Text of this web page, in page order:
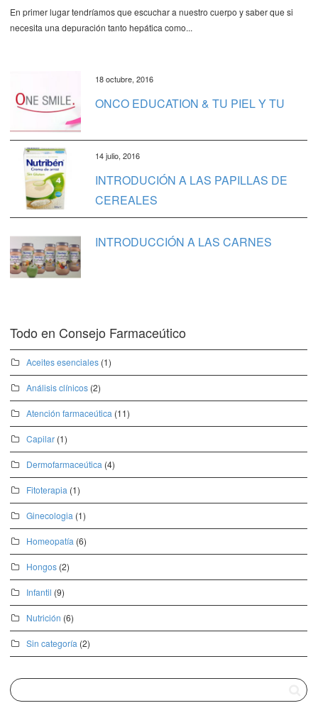
En primer lugar tendríamos que escuchar a nuestro cuerpo y saber que si
necesita una depuración tanto hepática como...
18 octubre, 2016
ONCO EDUCATION & TU PIEL Y TU
14 julio, 2016
INTRODUCIÓN A LAS PAPILLAS DE
CEREALES
INTRODUCCIÓN A LAS CARNES
Todo en Consejo Farmaceútico
Aceites esenciales (1)
Análisis clínicos (2)
Atención farmaceútica (11)
Capilar (1)
Dermofarmaceútica (4)
Fitoterapia (1)
Ginecologia (1)
Homeopatía (6)
Hongos (2)
Infantil (9)
Nutrición (6)
Sin categoría (2)